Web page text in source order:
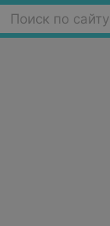
Поиск по сайту